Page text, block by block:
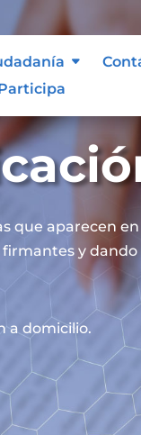
que aparecen
y
a domicilio.